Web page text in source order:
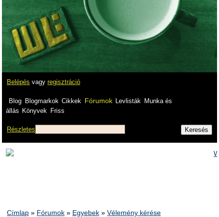
Belépés vagy regisztráció
Blog Blogmarkok Cikkek Fórumok Levlisták
Munka és
állás Könyvek Friss
Részletes
Címlap » Fórumok » Egyebek » Vélemény kérése